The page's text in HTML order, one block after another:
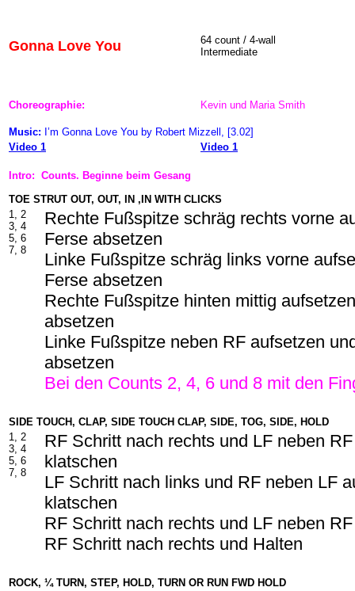
Gonna Love You
64 count / 4-wall
Intermediate
Choreographie: Kevin und Maria Smith
Music: I’m Gonna Love You by Robert Mizzell, [3.02]
Video 1
Video 1
Intro: Counts. Beginne beim Gesang
TOE STRUT OUT, OUT, IN ,IN WITH CLICKS
1, 2
3, 4
5, 6
7, 8
Rechte Fußspitze schräg rechts vorne
Ferse absetzen
Linke Fußspitze schräg links vorne
Ferse absetzen
Rechte Fußspitze hinten mittig
absetzen
Linke Fußspitze neben RF aufsetzen
absetzen
Bei den Counts 2, 4, 6 und 8 mit den
SIDE TOUCH, CLAP, SIDE TOUCH CLAP, SIDE, TOG, SIDE, HOLD
1, 2
3, 4
5, 6
7, 8
RF Schritt nach rechts und LF neben
klatschen
LF Schritt nach links und RF neben LF
klatschen
RF Schritt nach rechts und LF neben
RF Schritt nach rechts und Halten
ROCK, ¼ TURN, STEP, HOLD, TURN OR RUN FWD HOLD